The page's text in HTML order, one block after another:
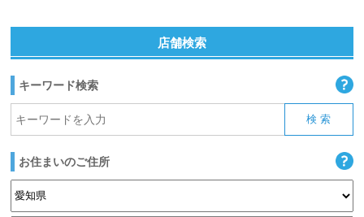
店舗検索
キーワード検索
お住まいのご住所